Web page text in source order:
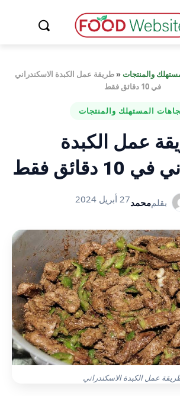
والمنتجات«طريقة عمل الكبدة الاسكندراني
في 10 دقائق فقط
المستهلك والمنتجات
عمل الكبدة
دقائق فقط
بقلممحمد27 أبريل 2024
عمل الكبدة الاسكندراني